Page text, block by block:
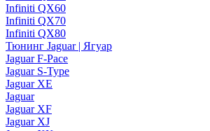
Infiniti QX60
Infiniti QX70
Infiniti QX80
Тюнинг Jaguar | Ягуар
Jaguar F-Pace
Jaguar S-Type
Jaguar XE
Jaguar
Jaguar XF
Jaguar XJ